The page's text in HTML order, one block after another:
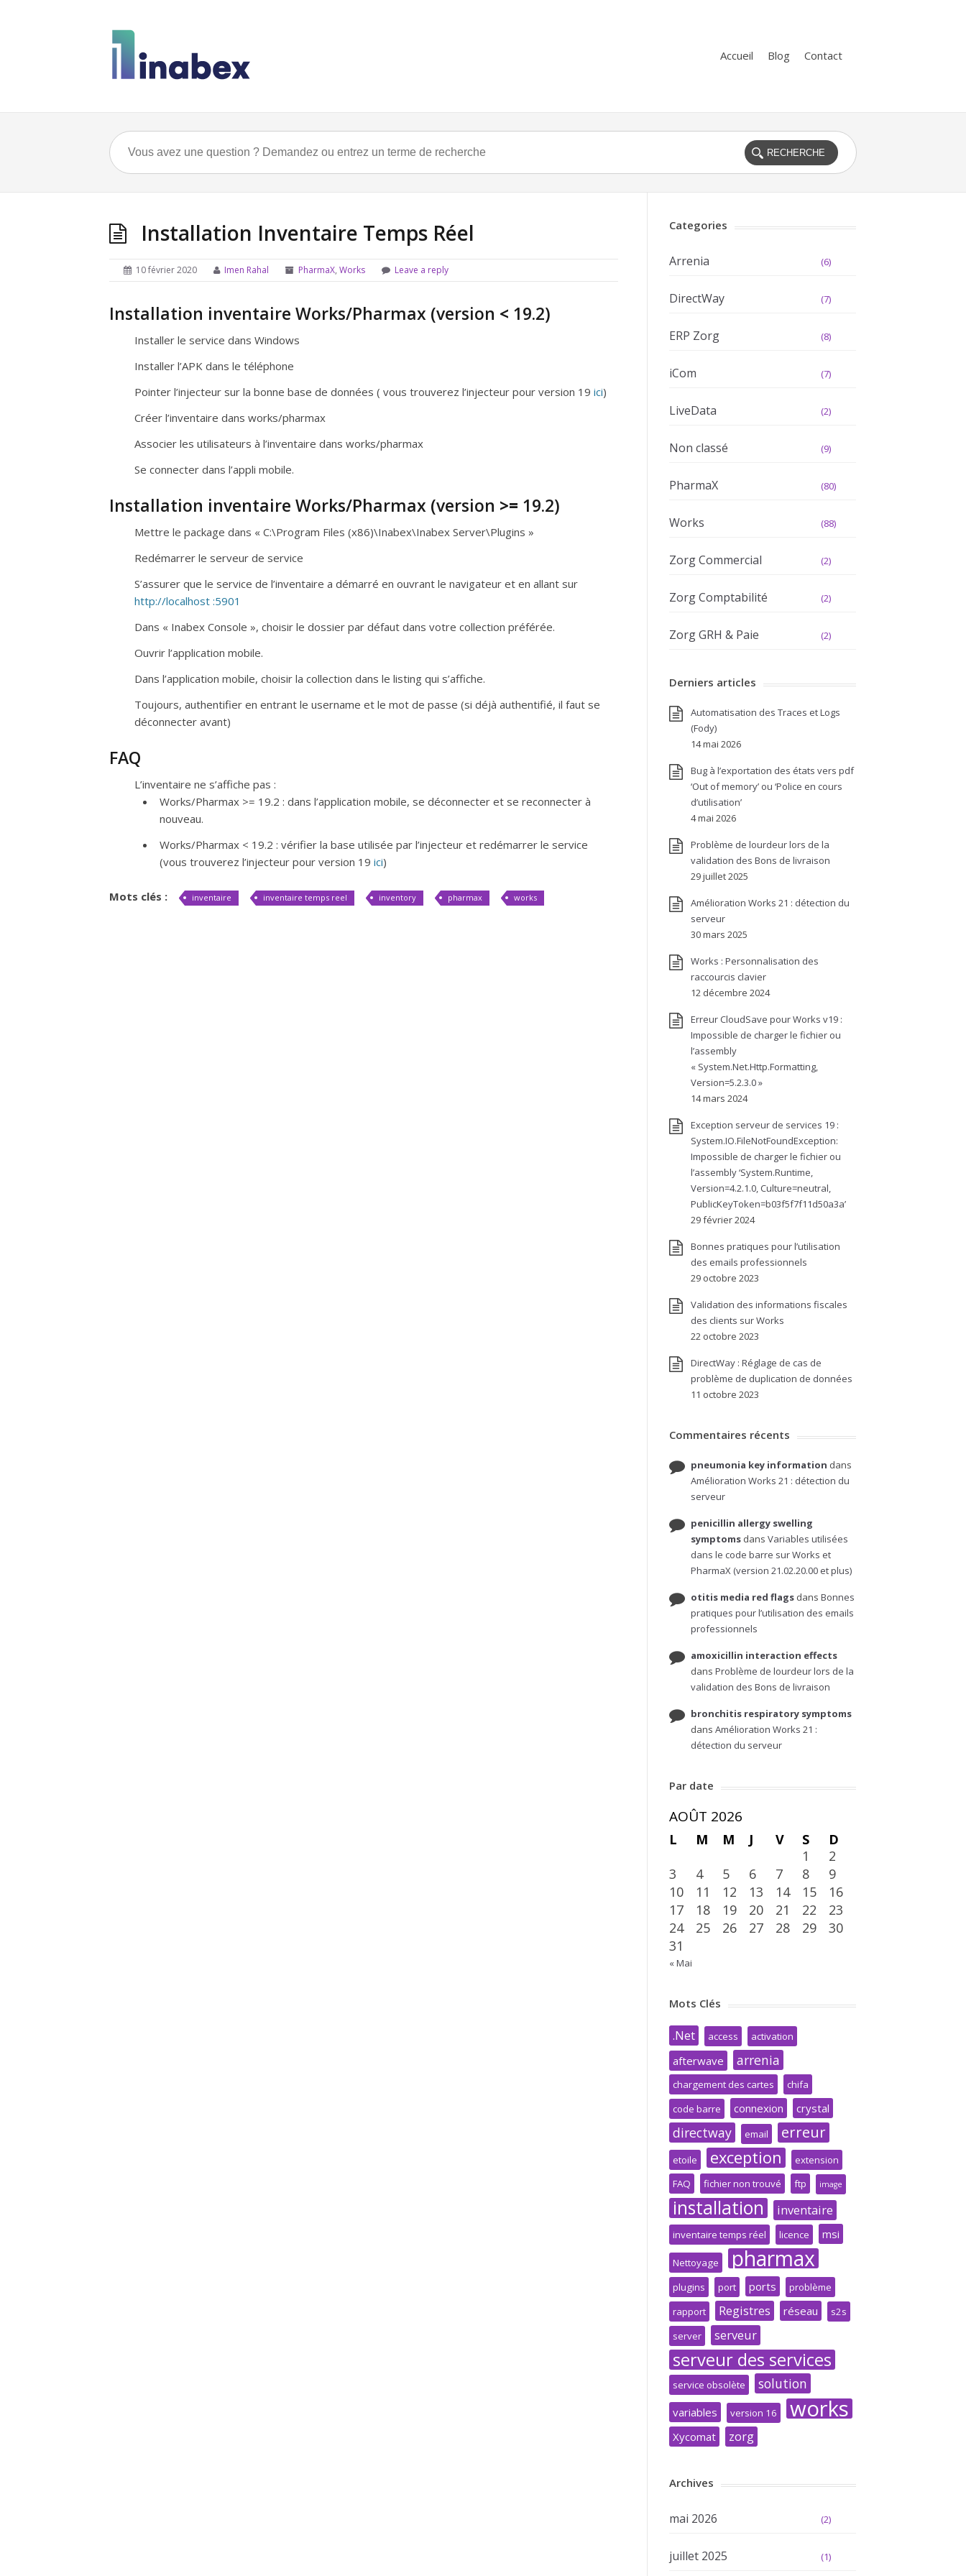
Accueil Blog Contact
Installation Inventaire Temps Réel
10 février 2020 Imen Rahal PharmaX, Works Leave a reply
Installation inventaire Works/Pharmax (version < 19.2)
Installer le service dans Windows
Installer l’APK dans le téléphone
Pointer l’injecteur sur la bonne base de données ( vous trouverez l’injecteur pour version 19 ici)
Créer l’inventaire dans works/pharmax
Associer les utilisateurs à l’inventaire dans works/pharmax
Se connecter dans l’appli mobile.
Installation inventaire Works/Pharmax (version >= 19.2)
Mettre le package dans « C:\Program Files (x86)\Inabex\Inabex Server\Plugins »
Redémarrer le serveur de service
S’assurer que le service de l’inventaire a démarré en ouvrant le navigateur et en allant sur
http://localhost :5901
Dans « Inabex Console », choisir le dossier par défaut dans votre collection préférée.
Ouvrir l’application mobile.
Dans l’application mobile, choisir la collection dans le listing qui s’affiche.
Toujours, authentifier en entrant le username et le mot de passe (si déjà authentifié, il faut se
déconnecter avant)
FAQ
L’inventaire ne s’affiche pas :
Works/Pharmax >= 19.2 : dans l’application mobile, se déconnecter et se reconnecter à
nouveau.
Works/Pharmax < 19.2 : vérifier la base utilisée par l’injecteur et redémarrer le service
(vous trouverez l’injecteur pour version 19 ici)
Mots clés : inventaire inventaire temps reel inventory pharmax works
Categories
Arrenia (6)
DirectWay (7)
ERP Zorg (8)
iCom (7)
LiveData (2)
Non classé (9)
PharmaX (80)
Works (88)
Zorg Commercial (2)
Zorg Comptabilité (2)
Zorg GRH & Paie (2)
Derniers articles
Automatisation des Traces et Logs
(Fody)
14 mai 2026
Bug à l’exportation des états vers pdf
‘Out of memory’ ou ‘Police en cours
d’utilisation’
4 mai 2026
Problème de lourdeur lors de la
validation des Bons de livraison
29 juillet 2025
Amélioration Works 21 : détection du
serveur
30 mars 2025
Works : Personnalisation des
raccourcis clavier
12 décembre 2024
Erreur CloudSave pour Works v19 :
Impossible de charger le fichier ou
l’assembly
« System.Net.Http.Formatting,
Version=5.2.3.0 »
14 mars 2024
Exception serveur de services 19 :
System.IO.FileNotFoundException:
Impossible de charger le fichier ou
l’assembly ‘System.Runtime,
Version=4.2.1.0, Culture=neutral,
PublicKeyToken=b03f5f7f11d50a3a’
29 février 2024
Bonnes pratiques pour l’utilisation
des emails professionnels
29 octobre 2023
Validation des informations fiscales
des clients sur Works
22 octobre 2023
DirectWay : Réglage de cas de
problème de duplication de données
11 octobre 2023
Commentaires récents
pneumonia key information dans
Amélioration Works 21 : détection du
serveur
penicillin allergy swelling
symptomsdans Variables utilisées
dans le code barre sur Works et
PharmaX (version 21.02.20.00 et plus)
otitis media red flagsdans Bonnes
pratiques pour l’utilisation des emails
professionnels
amoxicillin interaction effects
dans Problème de lourdeur lors de la
validation des Bons de livraison
bronchitis respiratory symptoms
dans Amélioration Works 21 :
détection du serveur
Par date
AOÛT 2026
L M M J V S
D
1
2
3
4 5 6 7 8
9
10
11 12 13 14 15
16
17
18 19 20 21 22
23
24
25 26 27 28 29
30
31
« Mai
Mots Clés
.Net access activation
afterwave arrenia
chargement des cartes
chifa
code barre
connexion crystal
directway email erreur
etoile exception
extension
FAQ
fichier non trouvé ftp image
installation inventaire
inventaire temps réel licence msi
Nettoyage pharmax
plugins port ports
problème
rapport
Registres réseau
s2s
server
serveur
serveur des services
service obsolète solution
variables version 16 works
Xycomat zorg
Archives
mai 2026 (2)
juillet 2025 (1)